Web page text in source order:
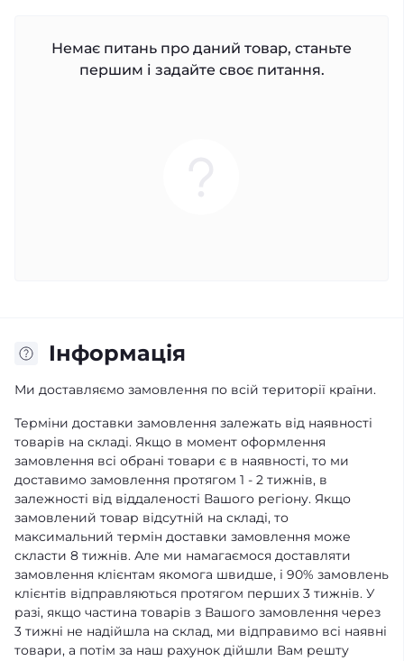
Немає питань про даний товар, станьте
першим і задайте своє питання.
Iнформація
Ми доставляємо замовлення по всій території країни.
Терміни доставки замовлення залежать від наявності
товарів на складі. Якщо в момент оформлення
замовлення всі обрані товари є в наявності, то ми
доставимо замовлення протягом 1 - 2 тижнів, в
залежності від віддаленості Вашого регіону. Якщо
замовлений товар відсутній на складі, то
максимальний термін доставки замовлення може
скласти 8 тижнів. Але ми намагаємося доставляти
замовлення клієнтам якомога швидше, і 90% замовлень
клієнтів відправляються протягом перших 3 тижнів. У
разі, якщо частина товарів з Вашого замовлення через
3 тижні не надійшла на склад, ми відправимо всі наявні
товари, а потім за наш рахунок дійшли Вам решту